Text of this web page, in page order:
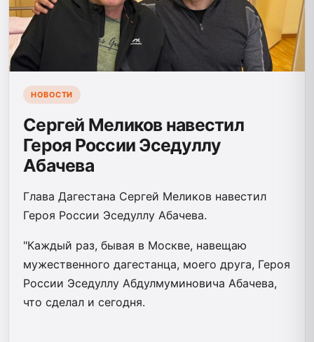
НОВОСТИ
Сергей Меликов навестил
Героя России Эседуллу
Абачева
Глава Дагестана Сергей Меликов навестил
Героя России Эседуллу Абачева.
"Каждый раз, бывая в Москве, навещаю
мужественного дагестанца, моего друга, Героя
России Эседуллу Абдулмуминовича Абачева,
что сделал и сегодня.